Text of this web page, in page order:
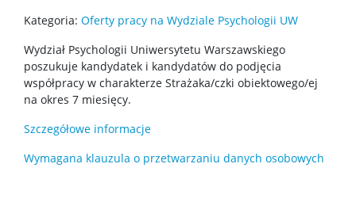
Nostryfikacja dyplomu
Harmonogram sesji egzaminacyjnych
O ZIP 2.0
Kategoria: Oferty pracy na Wydziale Psychologii UW
Wydział Psychologii Uniwersytetu Warszawskiego
poszukuje kandydatek i kandydatów do podjęcia
współpracy w charakterze Strażaka/czki obiektowego/ej
na okres 7 miesięcy.
Szczegółowe informacje
Wymagana klauzula o przetwarzaniu danych osobowych